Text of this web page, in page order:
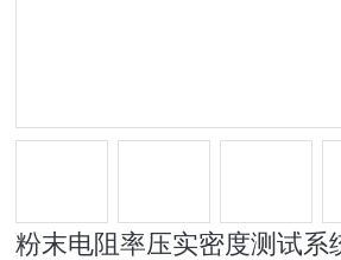
粉末电阻率压实密度测试系